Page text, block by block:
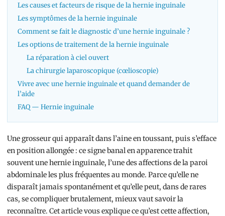
Les causes et facteurs de risque de la hernie inguinale
Les symptômes de la hernie inguinale
Comment se fait le diagnostic d’une hernie inguinale ?
Les options de traitement de la hernie inguinale
La réparation à ciel ouvert
La chirurgie laparoscopique (cœlioscopie)
Vivre avec une hernie inguinale et quand demander de
l’aide
FAQ — Hernie inguinale
Une grosseur qui apparaît dans l’aine en toussant, puis s’efface
en position allongée : ce signe banal en apparence trahit
souvent une hernie inguinale, l’une des affections de la paroi
abdominale les plus fréquentes au monde. Parce qu’elle ne
disparaît jamais spontanément et qu’elle peut, dans de rares
cas, se compliquer brutalement, mieux vaut savoir la
reconnaître. Cet article vous explique ce qu’est cette affection,